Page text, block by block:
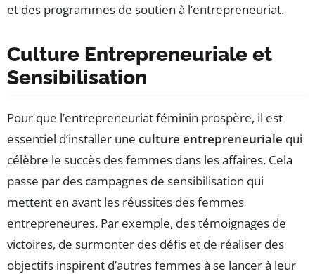
et des programmes de soutien à l’entrepreneuriat.
Culture Entrepreneuriale et
Sensibilisation
Pour que l’entrepreneuriat féminin prospère, il est
essentiel d’installer une culture entrepreneuriale qui
célèbre le succès des femmes dans les affaires. Cela
passe par des campagnes de sensibilisation qui
mettent en avant les réussites des femmes
entrepreneures. Par exemple, des témoignages de
victoires, de surmonter des défis et de réaliser des
objectifs inspirent d’autres femmes à se lancer à leur